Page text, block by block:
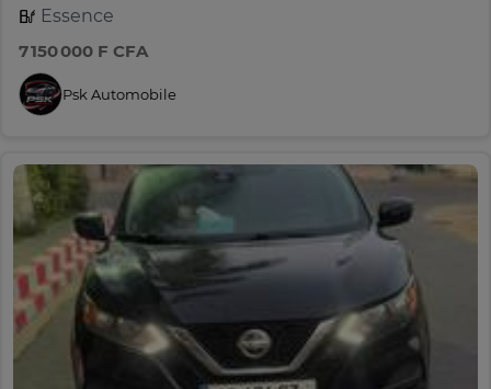
Essence
7 150 000 F CFA
Psk Automobile